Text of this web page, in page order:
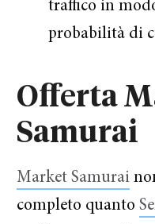
traffico in
probabilità di
Offerta
Samurai
Market Samurai
completo quanto